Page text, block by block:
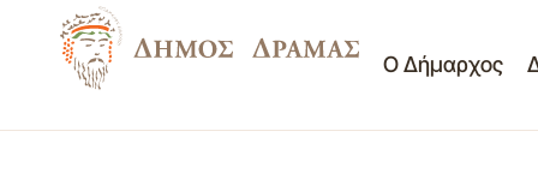
Ο Δήμαρχος